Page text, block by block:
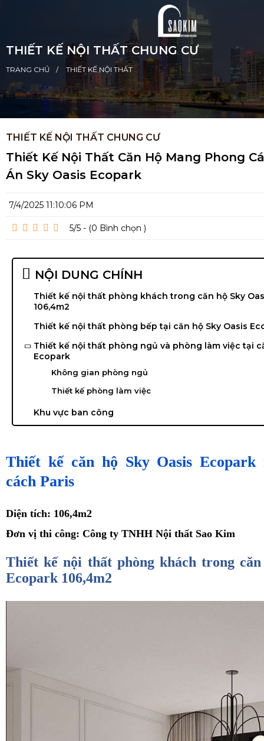
THIẾT KẾ NỘI THẤT CHUNG CƯ
TRANG CHỦ THIẾT KẾ NỘI THẤT
THIẾT KẾ NỘI THẤT CHUNG CƯ
Thiết Kế Nội Thất Căn Hộ Mang Phong
Án Sky Oasis Ecopark
7/4/2025 11:10:06 PM
5/5 - (0 Bình chọn )
NỘI DUNG CHÍNH
Thiết kế nội thất phòng khách trong căn hộ Sky
106,4m2
Thiết kế nội thất phòng bếp tại căn hộ Sky Oasis
Thiết kế nội thất phòng ngủ và phòng làm việc tại
Ecopark
Không gian phòng ngủ
Thiết kế phòng làm việc
Khu vực ban công
Thiết kế căn hộ Sky Oasis Ecopark
cách Paris
Diện tích: 106,4m2
Đơn vị thi công: Công ty TNHH Nội thất Sao Kim
Thiết kế nội thất phòng khách trong căn
Ecopark 106,4m2